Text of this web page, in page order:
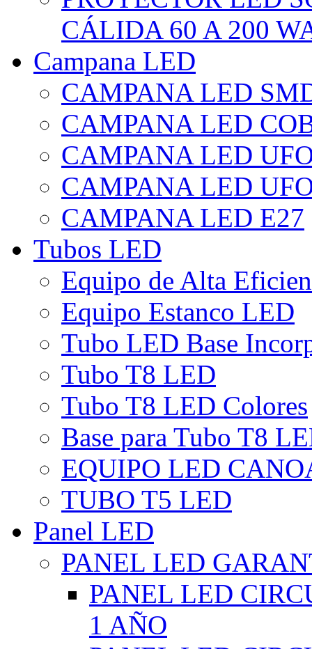
CÁLIDA 60 A 200
Campana LED
CAMPANA LED
CAMPANA LED
CAMPANA LED
CAMPANA LED
CAMPANA LED E27
Tubos LED
Equipo de Alta
Equipo Estanco LED
Tubo LED Base
Tubo T8 LED
Tubo T8 LED Colores
Base para Tubo T8
EQUIPO LED
TUBO T5 LED
Panel LED
PANEL LED
PANEL LED
1 AÑO